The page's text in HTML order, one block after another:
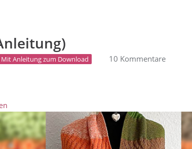
Mit Anleitung zum Download 10 Kommentare